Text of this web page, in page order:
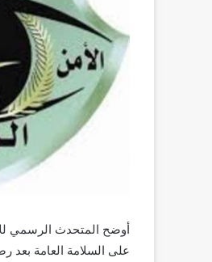
أوضح المتحدث الرسمي
على السلامة العامة بعد